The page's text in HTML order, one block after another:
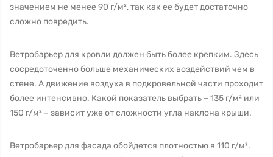
значением не менее 90 г/м², так как ее будет достаточно
сложно повредить.
Ветробарьер для кровли должен быть более крепким. Здесь
сосредоточенно больше механических воздействий чем в
стене. А движение воздуха в подкровельной части проходит
более интенсивно. Какой показатель выбрать – 135 г/м² или
150 г/м² – зависит уже от сложности угла наклона крыши.
Ветробарьер для фасада обойдется плотностью в 110 г/м².